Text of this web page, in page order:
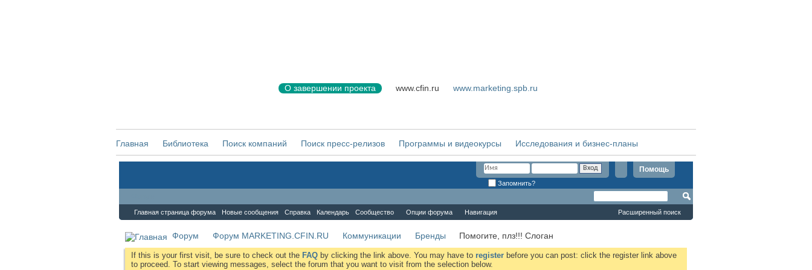
О завершении проекта www.cfin.ru www.marketing.spb.ru
Главная Библиотека Поиск компаний Поиск пресс-релизов Программы и видеокурсы Исследования и бизнес-планы
Помощь
Запомнить?
Главная страница форума Новые сообщения Справка Календарь Сообщество Опции форума Навигация Расширенный поиск
Форум Форум MARKETING.CFIN.RU Коммуникации Бренды Помогите, плз!!! Слоган
If this is your first visit, be sure to check out the FAQ by clicking the link above. You may have to register before you can post: click the register link above
to proceed. To start viewing messages, select the forum that you want to visit from the selection below.